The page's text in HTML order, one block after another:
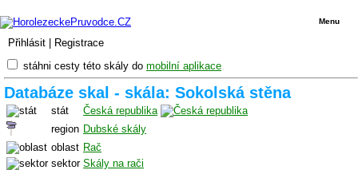
Přihlásit Registrace
Menu
stáhni cesty této skály do mobilní aplikace
Databáze skal - skála: Sokolská stěna
stát
Česká republika
region Dubské skály
oblast Rač
sektor Skály na rači